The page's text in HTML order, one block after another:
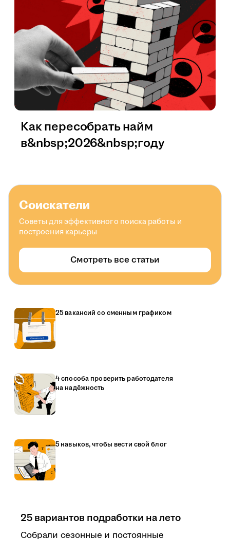
Как пересобрать найм
в&nbsp;2026&nbsp;году
Соискатели
Советы для эффективного поиска работы и
построения карьеры
Смотреть все статьи
25 вакансий со сменным графиком
4 способа проверить работодателя
на надёжность
5 навыков, чтобы вести свой блог
25 вариантов подработки на лето
Собрали сезонные и постоянные